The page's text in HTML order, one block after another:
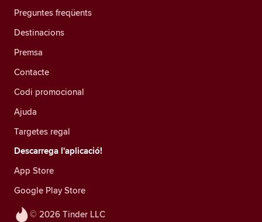
© 2026 Tinder LLC
Preguntes freqüents
Destinacions
Premsa
Contacte
Codi promocional
Ajuda
Targetes regal
Descarrega l'aplicació!
App Store
Google Play Store